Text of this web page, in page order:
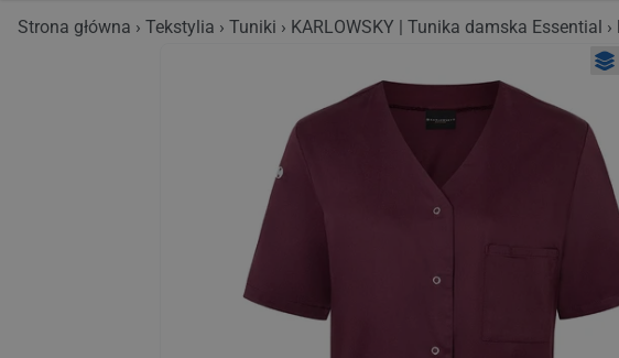
Strona główna Tekstylia Tuniki KARLOWSKY | Tunika damska Essential